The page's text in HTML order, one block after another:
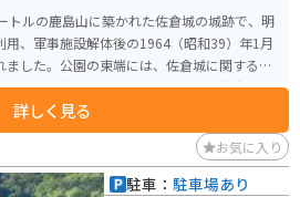
トルの鹿島山に築かれた佐倉城の城跡で、明
、軍事施設解体後の1964（昭和39）年1月
した。公園の東端には、佐倉城に関する模
した佐倉城址公園管理センター（佐倉城址
詳しく見る
お気に入り
駐車： 駐車場あり